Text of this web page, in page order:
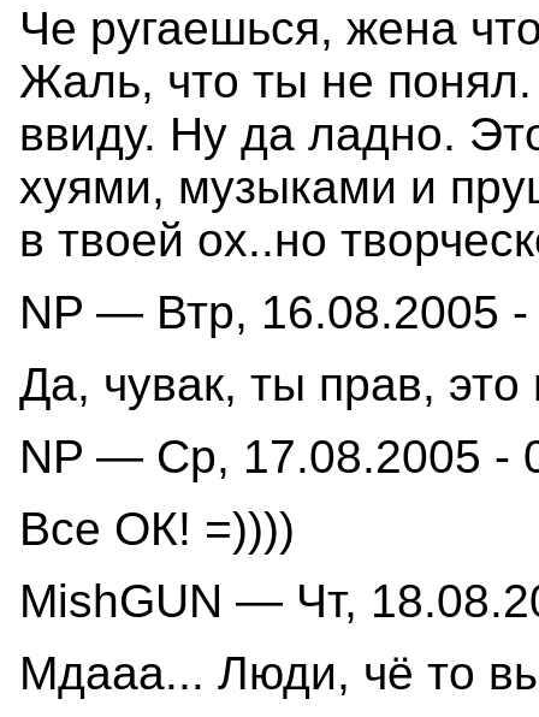
Че ругаешься, жена
Жаль, что ты не
ввиду. Ну да ладно.
хуями, музыками и
в твоей ох..но
NP — Втр, 16.08.2005 -
Да, чувак, ты прав,
NP — Ср, 17.08.2005 -
Все ОК! =))))
MishGUN — Чт,
Мдааа... Люди, чё то